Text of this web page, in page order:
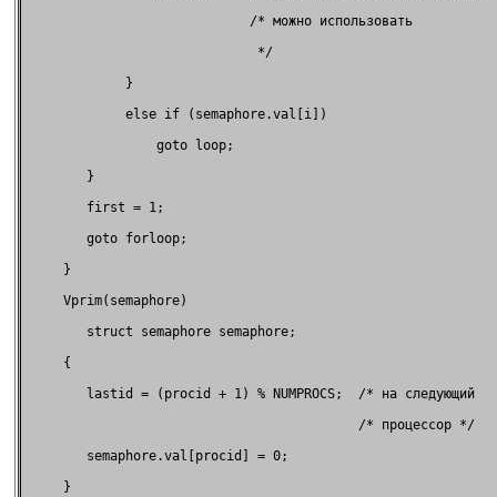
/* можно
else if
goto
first =
goto
struct semaphore
lastid = (procid + 1) % NUMPROCS;  /* на
/*
semaphore.val[procid] =